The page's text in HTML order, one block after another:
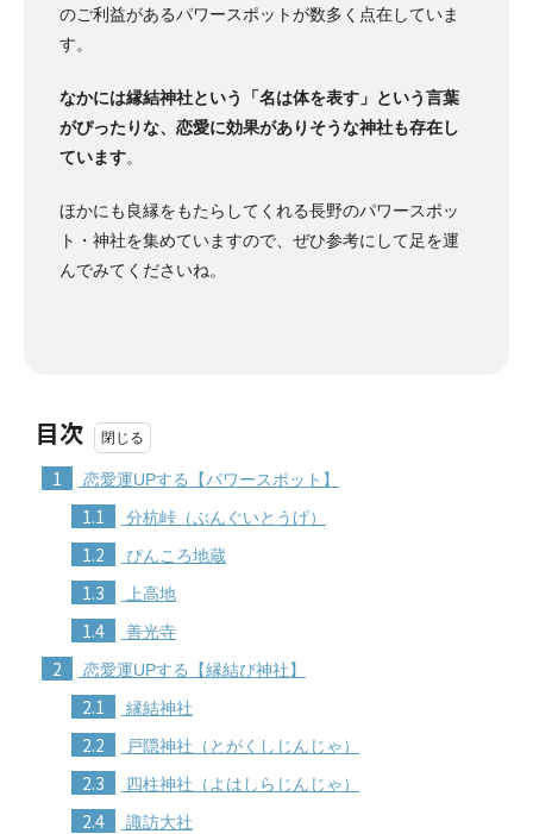
のご利益があるパワースポットが数多く点在していま
す。
なかには縁結神社という「名は体を表す」という言葉
がぴったりな、恋愛に効果がありそうな神社も存在し
ています。
ほかにも良縁をもたらしてくれる長野のパワースポッ
ト・神社を集めていますので、ぜひ参考にして足を運
んでみてくださいね。
目次
1 恋愛運UPする【パワースポット】
1.1 分杭峠（ぶんぐいとうげ）
1.2 ぴんころ地蔵
1.3 上高地
1.4 善光寺
2 恋愛運UPする【縁結び神社】
2.1 縁結神社
2.2 戸隠神社（とがくしじんじゃ）
2.3 四柱神社（よはしらじんじゃ）
2.4 諏訪大社